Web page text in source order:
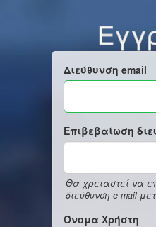
Διεύθυνση email
Επιβεβαίωση
Θα χρειαστεί να
διεύθυνση e-mail
Όνομα Χρήστη